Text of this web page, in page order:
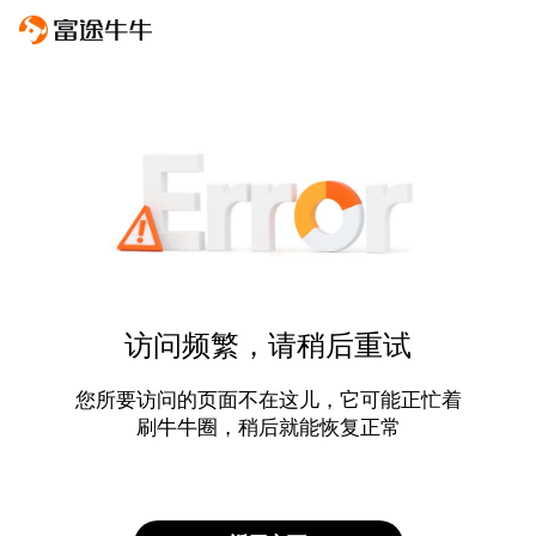
访问频繁，请稍后重试
您所要访问的页面不在这儿，它可能正忙着
刷牛牛圈，稍后就能恢复正常